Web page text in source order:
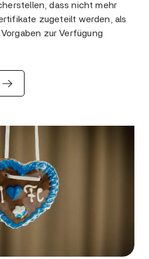
dass nicht mehr
zugeteilt werden, als
zur Verfügung